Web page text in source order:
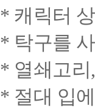
* 캐릭터
* 탁구를
* 열쇄고
* 절대 입